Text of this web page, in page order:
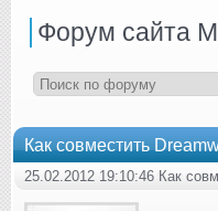
Форум сайта
Как совместить
25.02.2012 19:10:46 Как